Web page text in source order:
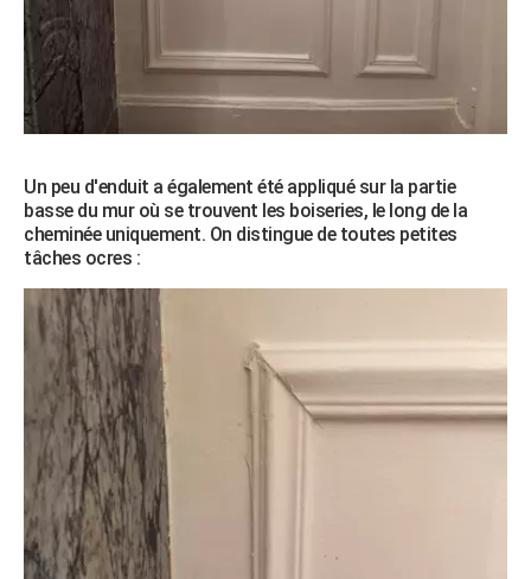
Un peu d'enduit a également été appliqué sur la partie
basse du mur où se trouvent les boiseries, le long de la
cheminée uniquement. On distingue de toutes petites
tâches ocres :